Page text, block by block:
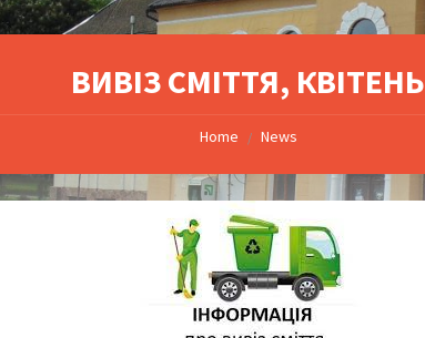
ВИВІЗ СМІТТЯ, КВІТЕНЬ
Home / News